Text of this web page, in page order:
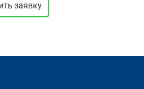
заявку